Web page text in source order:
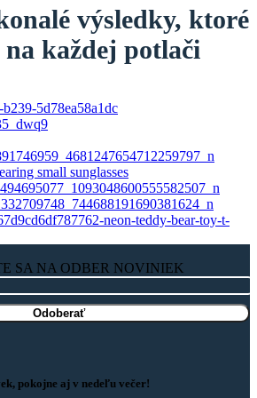
výsledky, ktoré
každej potlači
SA NA ODBER NOVINIEK
pokojne aj v nedeľu večer!